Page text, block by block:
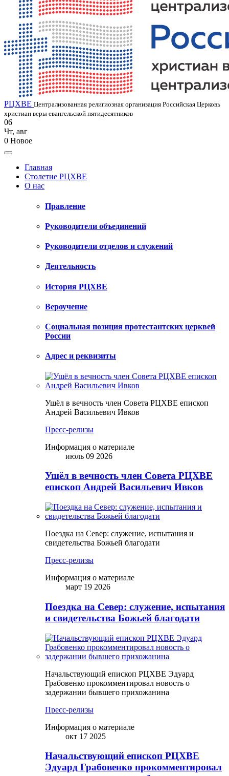
РЦХВЕ Централизованная религиозная организация Российская Церковь
христиан веры евангельской пятидесятников
06
Чт, авг
0 Новое
Главная
Столетие РЦХВЕ
О нас
Правление
Руководители объединений
Руководители отделов и служений
Деятельность
История РЦХВЕ
Вероучение
Социальная позиция протестантских церквей
России
Адрес и реквизиты
Ушёл в вечность член Совета РЦХВЕ епископ
Андрей Васильевич Ивков
Пресс-релизы
Информация о материале
июль 09 2026
Ушёл в вечность член Совета РЦХВЕ
епископ Андрей Васильевич Ивков
Поездка на Север: служение, испытания и
свидетельства Божьей благодати
Пресс-релизы
Информация о материале
март 19 2026
Поездка на Север: служение, испытания
и свидетельства Божьей благодати
Начальствующий епископ РЦХВЕ Эдуард
Грабовенко прокомментировал новость о
задержании бывшего прихожанина
Пресс-релизы
Информация о материале
окт 17 2025
Начальствующий епископ РЦХВЕ
Эдуард Грабовенко прокомментировал